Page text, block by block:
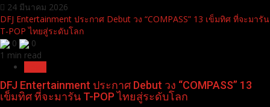
24 มีนาคม 2026
DFJ Entertainment ประกาศ Debut วง “COMPASS” 13 เข็มทิศ ที่จะมารัน
T-POP ไทยสู่ระดับโลก
0
0
1 min read
DFJ Entertainment ประกาศ Debut วง “COMPASS” 13
เข็มทิศ ที่จะมารัน T-POP ไทยสู่ระดับโลก